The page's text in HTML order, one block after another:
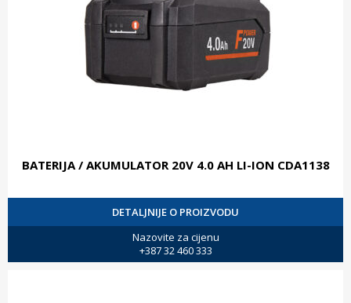
BATERIJA / AKUMULATOR 20V 4.0 AH LI-ION CDA1138
DETALJNIJE O PROIZVODU
Nazovite za cijenu
+387 32 460 333